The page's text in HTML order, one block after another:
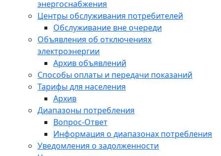
энергоснабжения
Центры обслуживания потребителей
Обслуживание вне очереди
Объявления об отключениях
электроэнергии
Архив объявлений
Способы оплаты и передачи показаний
Тарифы для населения
Архив
Диапазоны потребления
Вопрос-Ответ
Информация о диапазонах потребления
Уведомления о задолженности